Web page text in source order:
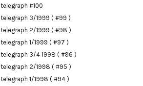
telegraph #100
telegraph 3/1999 ( #99 )
telegraph 2/1999 ( #98 )
telegraph 1/1999 ( #97 )
telegraph 3/4 1998 ( #96 )
telegraph 2/1998 ( #95 )
telegraph 1/1998 ( #94 )